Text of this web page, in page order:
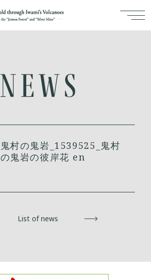
鬼村の鬼岩_1539525_鬼村
の鬼岩の彼岸花 en
List of news